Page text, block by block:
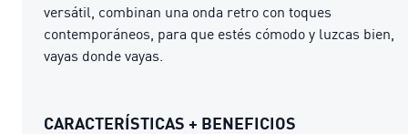
versátil, combinan una onda retro con toques
contemporáneos, para que estés cómodo y luzcas bien,
vayas donde vayas.
CARACTERÍSTICAS + BENEFICIOS